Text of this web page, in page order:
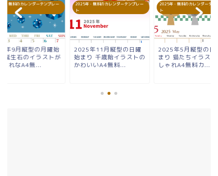
・無料のカレンダーテンプレー
年9月縦型の月曜始
誕生石のイラストが
ゃれなA4無...
2025年・無料のカレンダーテンプレー
ト
2025年11月縦型の日曜
始まり 千歳飴イラストの
かわいいA4無料...
2025年・無料のカレンダーテン
ト
2025年5月縦型の日
まり 猫たちイラス
しゃれA4無料カ...